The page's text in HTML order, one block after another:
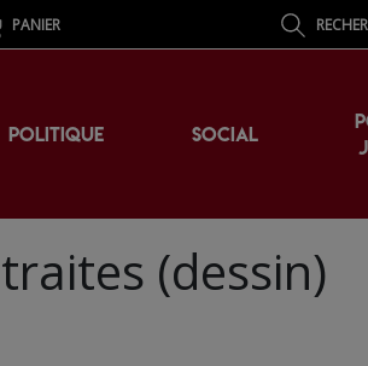
PANIER
POLITIQUE SOCIAL
(dessin)